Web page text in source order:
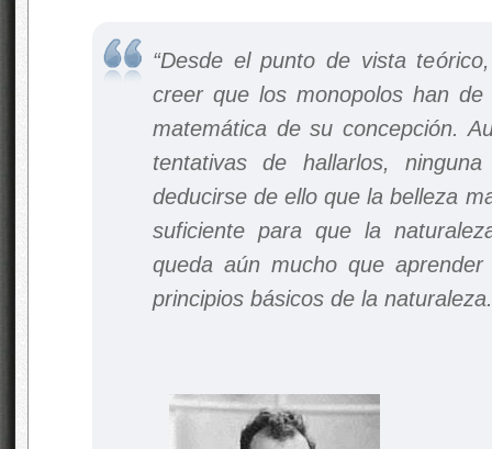
“Desde el punto de vista
creer que los monopolos han
matemática de su concepción.
tentativas de hallarlos,
deducirse de ello que la belleza
suficiente para que la
queda aún mucho que
principios básicos de la